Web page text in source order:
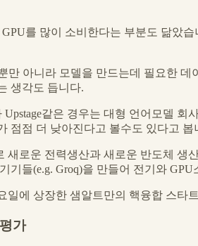
를 많이 소비한다는 부분도 닮았
만 아니라 모델을 만드는데 필요한
생각도 듭니다.
Upstage같은 경우는 대형 언어모델
점점 더 낮아진다고 볼수도 있다고 봅
새로운 전력생산과 새로운 반도체 생
기들(e.g. Groq)을 만들어 전기와
일에 상장한 샘알트만의 핵융합 스타
가